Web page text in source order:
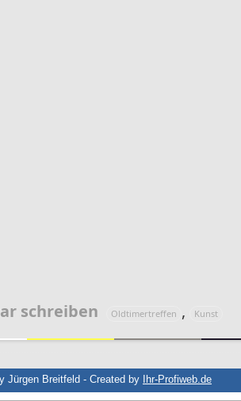
schreiben Oldtimertreffen , Kunst
Jürgen Breitfeld - Created by Ihr-Profiweb.de